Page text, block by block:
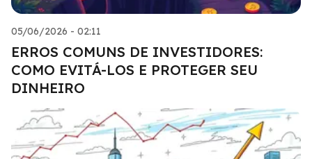
05/06/2026 - 02:11
ERROS COMUNS DE INVESTIDORES:
COMO EVITÁ-LOS E PROTEGER SEU
DINHEIRO